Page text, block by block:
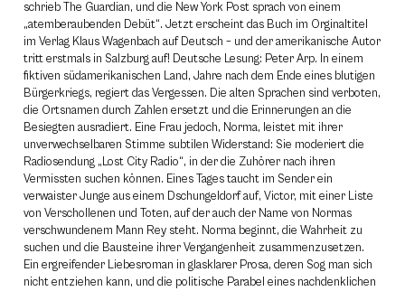
schrieb The Guardian, und die New York Post sprach von einem
„atemberaubenden Debüt“. Jetzt erscheint das Buch im Orginaltitel
im Verlag Klaus Wagenbach auf Deutsch – und der amerikanische Autor
tritt erstmals in Salzburg auf! Deutsche Lesung: Peter Arp. In einem
fiktiven südamerikanischen Land, Jahre nach dem Ende eines blutigen
Bürgerkriegs, regiert das Vergessen. Die alten Sprachen sind verboten,
die Ortsnamen durch Zahlen ersetzt und die Erinnerungen an die
Besiegten ausradiert. Eine Frau jedoch, Norma, leistet mit ihrer
unverwechselbaren Stimme subtilen Widerstand: Sie moderiert die
Radiosendung „Lost City Radio“, in der die Zuhörer nach ihren
Vermissten suchen können. Eines Tages taucht im Sender ein
verwaister Junge aus einem Dschungeldorf auf, Victor, mit einer Liste
von Verschollenen und Toten, auf der auch der Name von Normas
verschwundenem Mann Rey steht. Norma beginnt, die Wahrheit zu
suchen und die Bausteine ihrer Vergangenheit zusammenzusetzen.
Ein ergreifender Liebesroman in glasklarer Prosa, deren Sog man sich
nicht entziehen kann, und die politische Parabel eines nachdenklichen